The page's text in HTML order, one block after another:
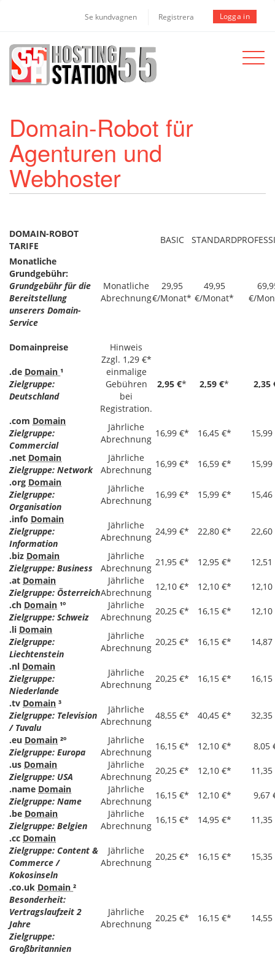
Se kundvagnen Registrera Logga in
Toggle
Domain-Robot für
Agenturen und
Webhoster
DOMAIN-ROBOT
TARIFE
BASIC STANDARD
Monatliche
Grundgebühr:
Grundgebühr für die
Bereitstellung
unserers Domain-
Service
Monatliche
Abrechnung
29,95
€/Monat*
49,95
€/Monat*
€/
Domainpreise Hinweis
.de Domain ¹
Zielgruppe:
Deutschland
Zzgl. 1,29 €*
einmalige
Gebühren
bei
Registration.
2,95 €* 2,59 €* 2,35
.com Domain
Zielgruppe:
Commercial
Jährliche
Abrechnung
16,99 €* 16,45 €*
.net Domain
Zielgruppe: Network
Jährliche
Abrechnung
16,99 €* 16,59 €*
15,99
.org Domain
Zielgruppe:
Organisation
Jährliche
Abrechnung
16,99 €* 15,99 €*
.info Domain
Zielgruppe:
Information
Jährliche
Abrechnung
24,99 €* 22,80 €*
.biz Domain
Zielgruppe: Business
Jährliche
Abrechnung
21,95 €* 12,95 €*
.at Domain
Zielgruppe: Österreich
Jährliche
Abrechnung
12,10 €* 12,10 €*
.ch Domain ¹º
Zielgruppe: Schweiz
Jährliche
Abrechnung
20,25 €* 16,15 €*
.li Domain
Zielgruppe:
Liechtenstein
Jährliche
Abrechnung
20,25 €* 16,15 €*
.nl Domain
Zielgruppe:
Niederlande
Jährliche
Abrechnung
20,25 €* 16,15 €*
.tv Domain ³
Zielgruppe: Television
/ Tuvalu
Jährliche
Abrechnung
48,55 €* 40,45 €*
.eu Domain ²º
Zielgruppe: Europa
Jährliche
Abrechnung
16,15 €* 12,10 €*
8,05
.us Domain
Zielgruppe: USA
Jährliche
Abrechnung
20,25 €* 12,10 €*
.name Domain
Zielgruppe: Name
Jährliche
Abrechnung
16,15 €* 12,10 €*
9,67
.be Domain
Zielgruppe: Belgien
Jährliche
Abrechnung
16,15 €* 14,95 €*
.cc Domain
Zielgruppe: Content &
Commerce /
Kokosinseln
Jährliche
Abrechnung
20,25 €* 16,15 €*
.co.uk Domain ²
Besonderheit:
Vertragslaufzeit 2
Jahre
Zielgruppe:
Großbritannien
Jährliche
Abrechnung
20,25 €* 16,15 €*